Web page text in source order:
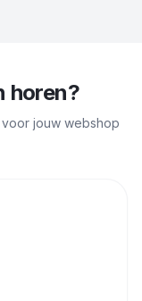
horen?
jouw webshop